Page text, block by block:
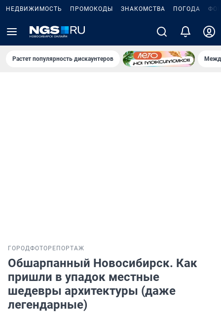
НЕДВИЖИМОСТЬ ПРОМОКОДЫ ЗНАКОМСТВА ПОГОДА
Растет популярность дискаунтеров
ГОРОДФОТОРЕПОРТАЖ
Обшарпанный Новосибирск. Как
пришли в упадок местные
шедевры архитектуры (даже
легендарные)